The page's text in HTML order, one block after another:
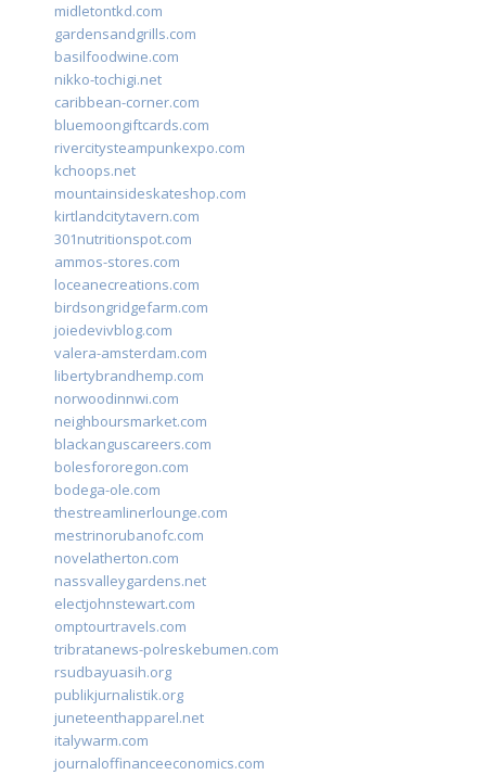
midletontkd.com
gardensandgrills.com
basilfoodwine.com
nikko-tochigi.net
caribbean-corner.com
bluemoongiftcards.com
rivercitysteampunkexpo.com
kchoops.net
mountainsideskateshop.com
kirtlandcitytavern.com
301nutritionspot.com
ammos-stores.com
loceanecreations.com
birdsongridgefarm.com
joiedevivblog.com
valera-amsterdam.com
libertybrandhemp.com
norwoodinnwi.com
neighboursmarket.com
blackanguscareers.com
bolesfororegon.com
bodega-ole.com
thestreamlinerlounge.com
mestrinorubanofc.com
novelatherton.com
nassvalleygardens.net
electjohnstewart.com
omptourtravels.com
tribratanews-polreskebumen.com
rsudbayuasih.org
publikjurnalistik.org
juneteenthapparel.net
italywarm.com
journaloffinanceeconomics.com